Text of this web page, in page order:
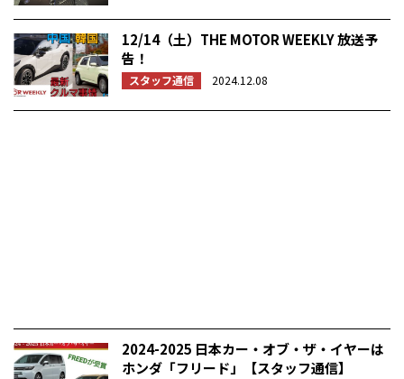
12/14（土）THE MOTOR WEEKLY 放送予
告！
スタッフ通信 2024.12.08
2024-2025 日本カー・オブ・ザ・イヤーは
ホンダ「フリード」【スタッフ通信】